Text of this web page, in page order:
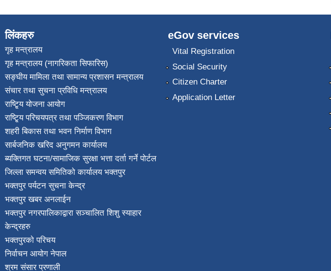
लिंकहरु
गृह मन्त्रालय
गृह मन्त्रालय (नागरिकता सिफारिस)
सङ्घीय मामिला तथा सामान्य प्रशासन मन्त्रालय
संचार तथा सुचना प्रविधि मन्त्रालय
राष्टि्ृय योजना आयोग
राष्टि्ृय परिचयपत्र तथा पञ्जिकरण विभाग
शहरी बिकास तथा भवन निर्माण विभाग
सार्बजनिक खरिद अनुगमन कार्यालय
ब्यक्तिगत घटना/सामाजिक सुरक्षा भत्ता दर्ता गर्ने पोर्टल
जिल्ला समन्वय समितिको कार्यालय भक्तपुर
भक्तपुर पर्यटन सुचना केन्द्र
भक्तपुर खबर अनलाईन
भक्तपुर नगरपालिकाद्वारा सञ्चालित शिशु स्याहार
केन्द्रहरु
भक्तपुरकाे परिचय
निर्वाचन आयोग नेपाल
श्रम संसार प्रणाली
eGov services
Vital Registration
Social Security
Citizen Charter
Application Letter